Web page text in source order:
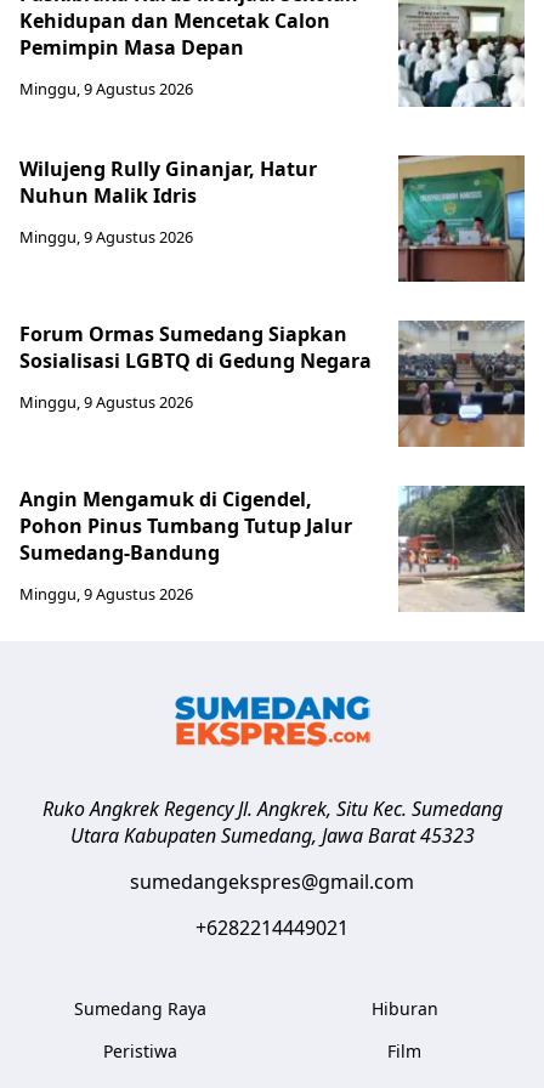
Kehidupan dan Mencetak Calon
Pemimpin Masa Depan
Minggu, 9 Agustus 2026
Wilujeng Rully Ginanjar, Hatur
Nuhun Malik Idris
Minggu, 9 Agustus 2026
Forum Ormas Sumedang Siapkan
Sosialisasi LGBTQ di Gedung Negara
Minggu, 9 Agustus 2026
Angin Mengamuk di Cigendel,
Pohon Pinus Tumbang Tutup Jalur
Sumedang-Bandung
Minggu, 9 Agustus 2026
Ruko Angkrek Regency Jl. Angkrek, Situ Kec. Sumedang
Utara Kabupaten Sumedang, Jawa Barat 45323
sumedangekspres@gmail.com
+6282214449021
Sumedang Raya
Peristiwa
Hiburan
Film